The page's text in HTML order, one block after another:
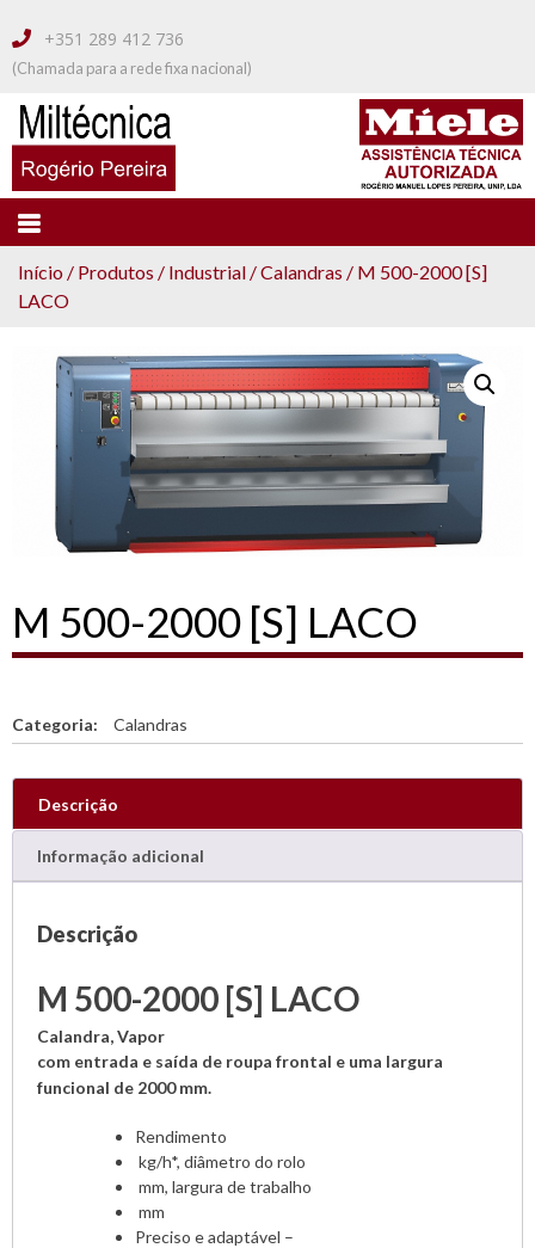
+351 289 412 736
(Chamada para a rede fixa nacional)
MILTECNICA
Vendas e Assistência Técnica Autorizada
Início / Produtos / Industrial /Calandras / M 500-2000 [S]
LACO
M 500-2000 [S] LACO
Categoria: Calandras
Descrição
Informação adicional
Descrição
M 500-2000 [S] LACO
Calandra, Vapor
com entrada e saída de roupa frontal e uma largura
funcional de 2000 mm.
Rendimento
kg/h*, diâmetro do rolo
mm, largura de trabalho
mm
Preciso e adaptável –